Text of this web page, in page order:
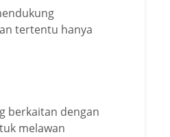
tertentu hanya
berkaitan dengan
melawan